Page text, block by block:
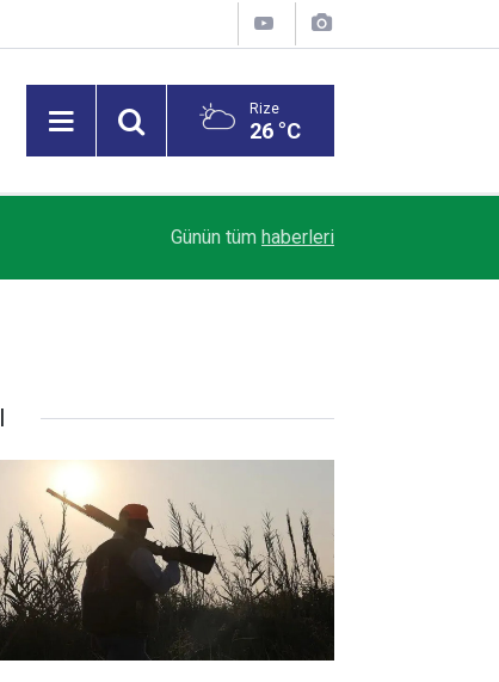
Rize
26 °C
Yaz sıcakları tansiyon hastalarında risk
Günün tüm haberleri